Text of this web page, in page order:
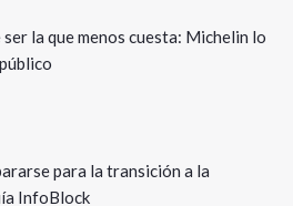
la que menos cuesta: Michelin lo
para la transición a la
InfoBlock